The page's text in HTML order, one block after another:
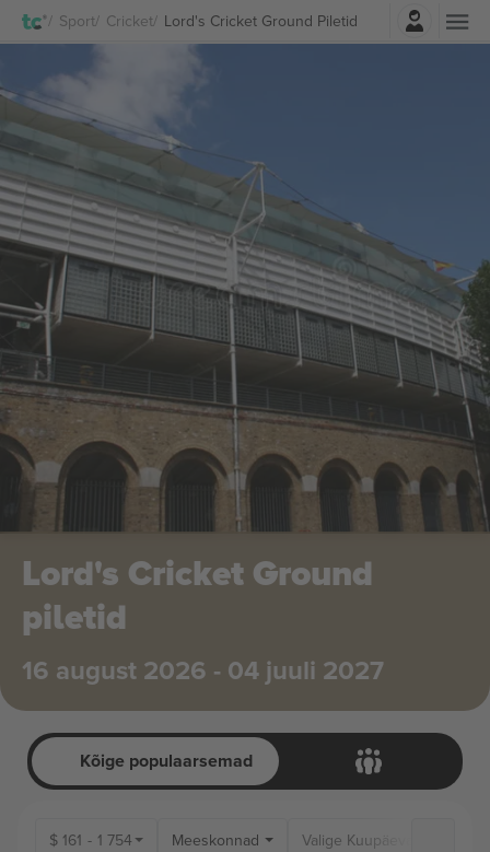
Sport Cricket Lord's Cricket Ground Piletid
Logi sisse
Lord's Cricket Ground
piletid
16 august 2026 - 04 juuli 2027
Kõige populaarsemad
$ 161 - 1 754 Meeskonnad